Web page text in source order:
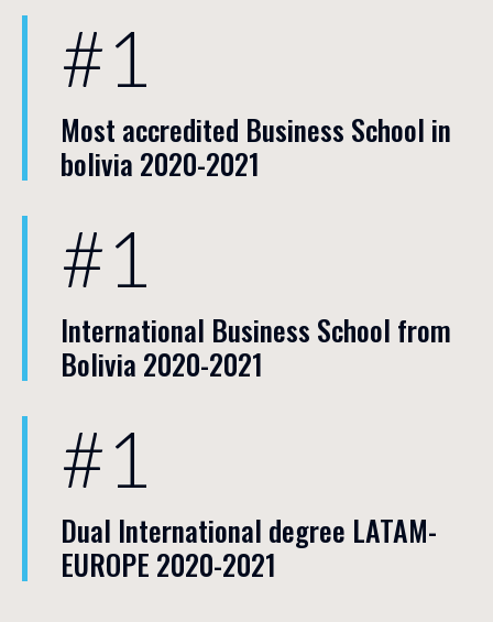
#1
Most accredited Business School in
bolivia 2020-2021
#1
International Business School from
Bolivia 2020-2021
#1
Dual International degree LATAM-
EUROPE 2020-2021